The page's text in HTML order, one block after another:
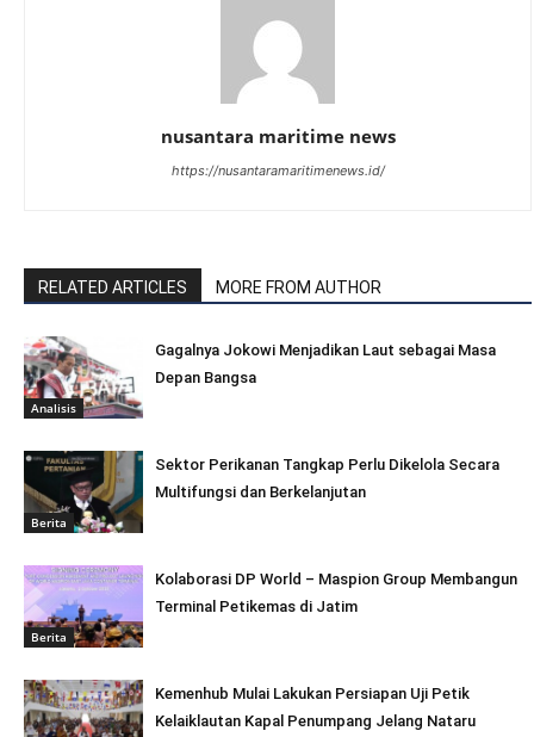
nusantara maritime news
https://nusantaramaritimenews.id/
RELATED ARTICLES MORE FROM AUTHOR
Analisis
Gagalnya Jokowi Menjadikan Laut sebagai Masa
Depan Bangsa
Berita
Sektor Perikanan Tangkap Perlu Dikelola Secara
Multifungsi dan Berkelanjutan
Berita
Kolaborasi DP World – Maspion Group Membangun
Terminal Petikemas di Jatim
Kemenhub Mulai Lakukan Persiapan Uji Petik
Kelaiklautan Kapal Penumpang Jelang Nataru